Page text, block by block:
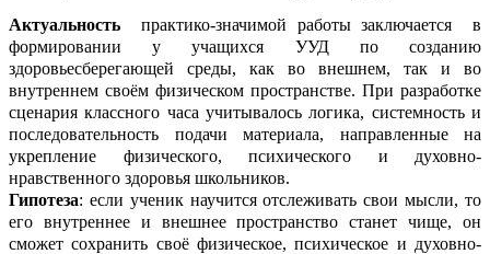
Актуальность практико-значимой работы заключается в
формировании у учащихся УУД по созданию
здоровьесберегающей среды, как во внешнем, так и во
внутреннем своём физическом пространстве. При разработке
сценария классного часа учитывалось логика, системность и
последовательность подачи материала, направленные на
укрепление физического, психического и духовно-
нравственного здоровья школьников.
Гипотеза: если ученик научится отслеживать свои мысли, то
его внутреннее и внешнее пространство станет чище, он
сможет сохранить своё физическое, психическое и духовно-